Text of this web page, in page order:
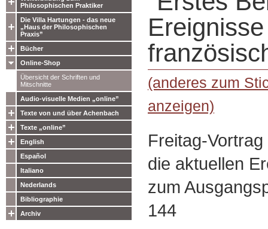
Philosophischen Praktiker
Die Villa Hartungen - das neue
„Haus der Philosophischen
Praxis”
Bücher
Online-Shop
Übersicht der Schriften und
Mitschnitte
Audio-visuelle Medien „online”
Texte von und über Achenbach
Texte „online”
English
Español
Italiano
Nederlands
Bibliographie
Archiv
(anderes zum
anzeigen)
Freitag-
die aktuellen
zum
144